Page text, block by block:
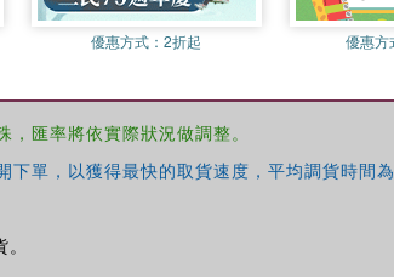
優惠方式：2折起 優惠方
匯率將依實際狀況做調整。
單，以獲得最快的取貨速度，平均調貨時間為